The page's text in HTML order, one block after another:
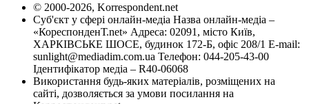
© 2000-2026, Korrespondent.net
Суб'єкт у сфері онлайн-медіа Назва онлайн-медіа –
«КореспонденТ.net» Адреса: 02091, місто Київ,
ХАРКІВСЬКЕ ШОСЕ, будинок 172-Б, офіс 208/1 E-mail:
sunlight@mediadim.com.ua Телефон: 044-205-43-00
Ідентифікатор медіа – R40-06068
Використання будь-яких матеріалів, розміщених на
сайті, дозволяється за умови посилання на